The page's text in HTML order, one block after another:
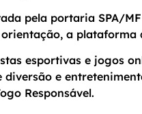
pela portaria SPA/
a
esportivas e jogos
e
Responsável.